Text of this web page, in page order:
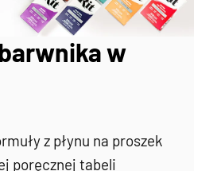
w
z płynu na proszek
poręcznej tabeli